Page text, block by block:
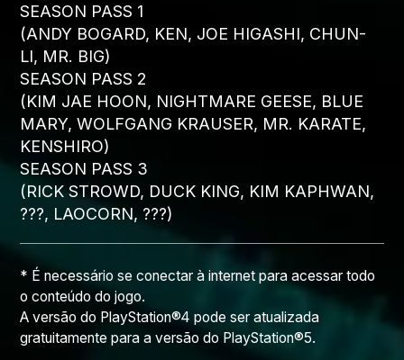
SEASON PASS 1
(ANDY BOGARD, KEN, JOE HIGASHI, CHUN-
LI, MR. BIG)
SEASON PASS 2
(KIM JAE HOON, NIGHTMARE GEESE, BLUE
MARY, WOLFGANG KRAUSER, MR. KARATE,
KENSHIRO)
SEASON PASS 3
(RICK STROWD, DUCK KING, KIM KAPHWAN,
???, LAOCORN, ???)
* É necessário se conectar à internet para acessar todo
o conteúdo do jogo.
A versão do PlayStation®4 pode ser atualizada
gratuitamente para a versão do PlayStation®5.